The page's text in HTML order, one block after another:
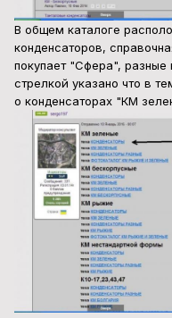
В общем каталоге
конденсаторов,
покупает "Сфера",
стрелкой указано что в
о конденсаторах "КМ